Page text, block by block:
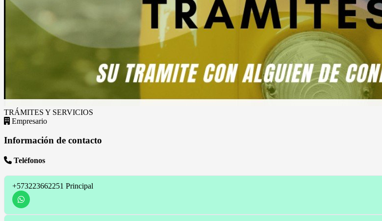
TRÁMITES Y SERVICIOS
Empresario
Información de contacto
Teléfonos
+573223662251 Principal